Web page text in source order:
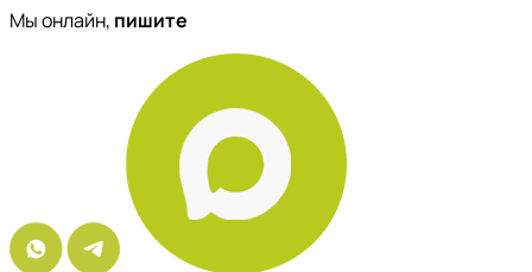
Мы онлайн, пишите